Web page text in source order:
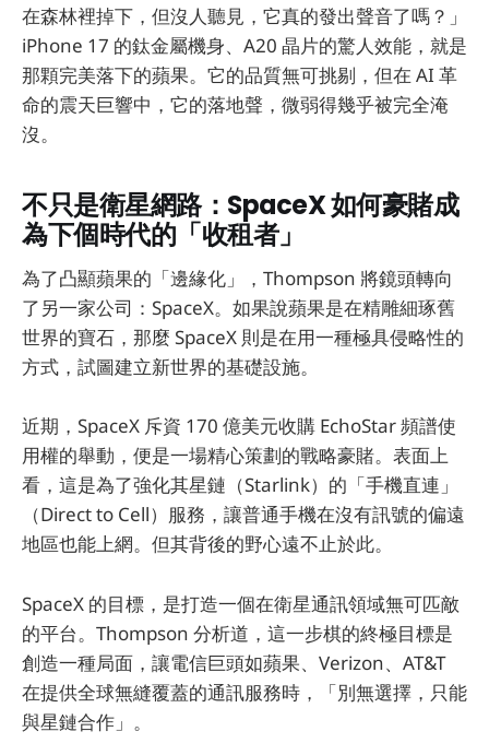
在森林裡掉下，但沒人聽見，它真的發出聲音了嗎？」
iPhone 17 的鈦金屬機身、A20 晶片的驚人效能，就是
那顆完美落下的蘋果。它的品質無可挑剔，但在 AI 革
命的震天巨響中，它的落地聲，微弱得幾乎被完全淹
沒。
不只是衛星網路：SpaceX 如何豪賭成
為下個時代的「收租者」
為了凸顯蘋果的「邊緣化」，Thompson 將鏡頭轉向
了另一家公司：SpaceX。如果說蘋果是在精雕細琢舊
世界的寶石，那麼 SpaceX 則是在用一種極具侵略性的
方式，試圖建立新世界的基礎設施。
近期，SpaceX 斥資 170 億美元收購 EchoStar 頻譜使
用權的舉動，便是一場精心策劃的戰略豪賭。表面上
看，這是為了強化其星鏈（Starlink）的「手機直連」
（Direct to Cell）服務，讓普通手機在沒有訊號的偏遠
地區也能上網。但其背後的野心遠不止於此。
SpaceX 的目標，是打造一個在衛星通訊領域無可匹敵
的平台。Thompson 分析道，這一步棋的終極目標是
創造一種局面，讓電信巨頭如蘋果、Verizon、AT&T
在提供全球無縫覆蓋的通訊服務時，「別無選擇，只能
與星鏈合作」。